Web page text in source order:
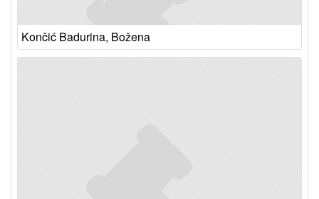
Končić Badurina, Božena